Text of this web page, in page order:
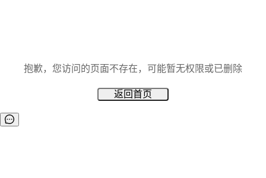
抱歉，您访问的页面不存在，可能暂无权限或已删除
返回首页